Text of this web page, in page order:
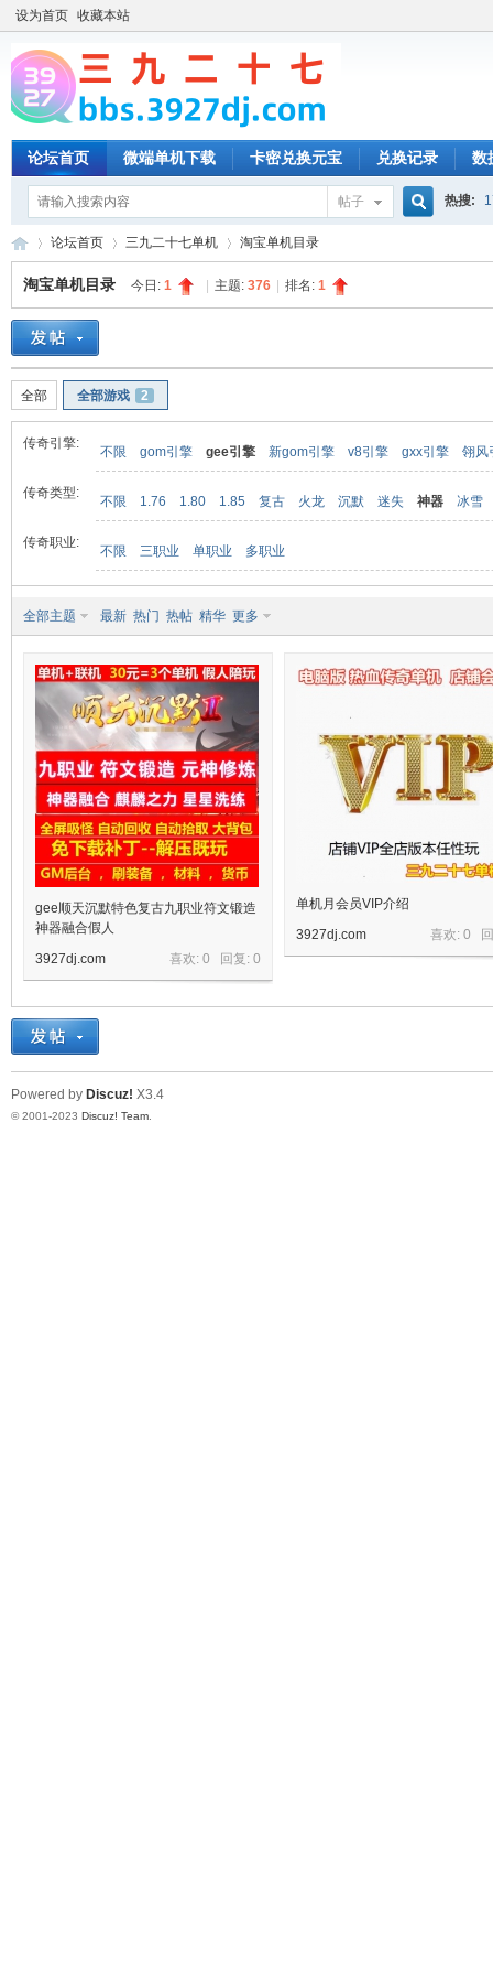
设为首页 收藏本站
论坛首页 微端单机下载 卡密兑换元宝 兑换记录 数
帖子 热搜:
»
论坛首页 三九二十七单机 淘宝单机目录
淘宝单机目录 今日: 1 主题: 376 排名: 1
全部 全部游戏 2
传奇引擎:
不限 gom引擎 gee引擎 新gom引擎 v8引擎 gxx引擎 翎风
传奇类型:
不限 1.76 1.80 1.85 复古 火龙 沉默 迷失 神器 冰雪
传奇职业:
不限 三职业 单职业 多职业
全部主题 最新 热门 热帖 精华 更多
gee顺天沉默特色复古九职业符文锻造
神器融合假人
喜欢: 0 回复: 0
3927dj.com
单机月会员VIP介绍
喜欢: 0
3927dj.com
Powered by Discuz! X3.4
© 2001-2023 Discuz! Team.